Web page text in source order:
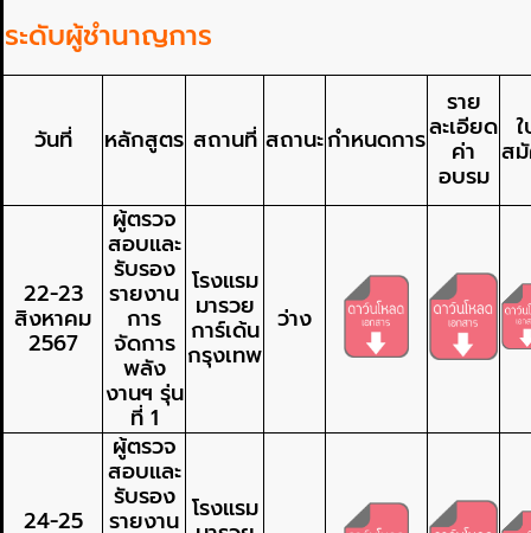
ระดับผู้ชำนาญการ
วันที่ หลักสูตร สถานที่ สถานะกำหนดการ
ราย
ละเอียด
ค่า
อบรม
ส
22-23
สิงหาคม
2567
ผู้ตรวจ
สอบและ
รับรอง
รายงาน
การ
จัดการ
พลัง
งานฯ รุ่น
ที่ 1
โรงแรม
มารวย
การ์เด้น
กรุงเทพ
ว่าง
24-25
ผู้ตรวจ
สอบและ
รับรอง
รายงาน โรงแรม